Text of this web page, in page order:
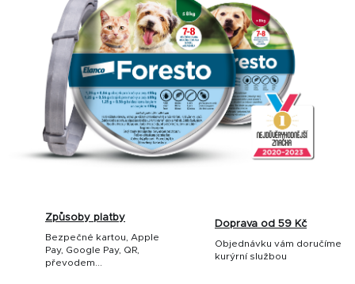
Způsoby platby
Bezpečné kartou, Apple
Pay, Google Pay, QR,
převodem...
Doprava od 59 Kč
Objednávku vám doručíme
kurýrní službou